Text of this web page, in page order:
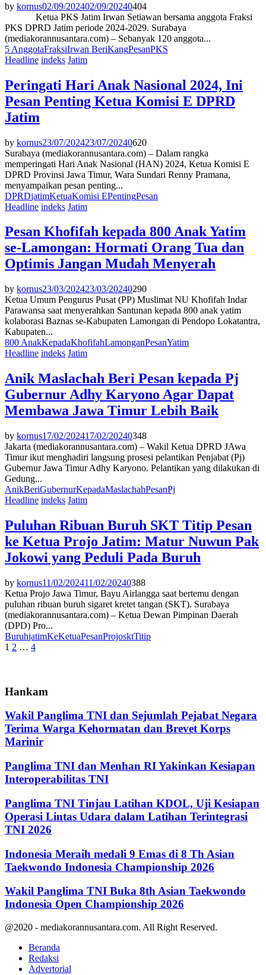
by kornus02/09/202402/09/20240404
Ketua PKS Jatim Irwan Setiawan bersama anggota Fraksi
PKS DPRD Jatim periode 2024-2029. Surabaya
(mediakorannusantara.com) – Sebanyak 120 anggota...
5 AnggotaFraksiIrwan BeriKangPesanPKS
Headline indeks Jatim
Peringati Hari Anak Nasional 2024, Ini
Pesan Penting Ketua Komisi E DPRD
Jatim
by kornus23/07/202423/07/20240620
Surabaya (mediakorannusantara.com) – Dalam rangka
memperingati Hari Anak Nasional (HAN) 2024, Ketua Komisi E
DPRD Provinsi Jawa Timur, Wara Sundari Renny Pramana,
menyampaikan pesan penting...
DPRDjatimKetuaKomisi EPentingPesan
Headline indeks Jatim
Pesan Khofifah kepada 800 Anak Yatim
se-Lamongan: Hormati Orang Tua dan
Optimis Jangan Mudah Menyerah
by kornus23/03/202423/03/20240290
Ketua Umum Pengurus Pusat (PP) Muslimat NU Khofifah Indar
Parawansa saat menyerahkan Santunan kepada 800 anak yatim
kolaborasi Baznas se-Kabupaten Lamongan di Pendopo Lokatantra,
Kabupaten...
800 AnakKepadaKhofifahLamonganPesanYatim
Headline indeks Jatim
Anik Maslachah Beri Pesan kepada Pj
Gubernur Adhy Karyono Agar Dapat
Membawa Jawa Timur Lebih Baik
by kornus17/02/202417/02/20240348
Jakarta (mediakorannusantara.com) – Wakil Ketua DPRD JAwa
Timur ikut menghadiri langsung prosesi pelantikan Penjabat (Pj)
Gubernur Jawa Timur Adhy Karyono. Pelantikan yang dilakukan di
Gedung...
AnikBeriGubernurKepadaMaslachahPesanPj
Headline indeks Jatim
Puluhan Ribuan Buruh SKT Titip Pesan
ke Ketua Projo Jatim: Matur Nuwun Pak
Jokowi yang Peduli Pada Buruh
by kornus11/02/202411/02/20240388
Ketua Projo Jawa Timur, Bayu Airlangga saat bertemu dengan
puluhan ribuan buruh sigaret kretet tangan (SKT). Surabaya
(mediakorannusantara.com) – Ketua Dewan Pimpinan Daerah
(DPD) Pro...
BuruhjatimKeKetuaPesanProjosktTitip
Paginasi
1 2 … 4
Hankam
Wakil Panglima TNI dan Sejumlah Pejabat Negara
Terima Warga Kehormatan dan Brevet Korps
Marinir
Panglima TNI dan Menhan RI Yakinkan Kesiapan
Interoperabilitas TNI
Panglima TNI Tinjau Latihan KDOL, Uji Kesiapan
Operasi Lintas Udara dalam Latihan Terintegrasi
TNI 2026
Indonesia Meraih medali 9 Emas di 8 Th Asian
Taekwondo Indonesia Championship 2026
Wakil Panglima TNI Buka 8th Asian Taekwondo
Indonesia Open Championship 2026
@2020 - mediakorannusantara.com. All Right Reserved.
Beranda
Redaksi
Advertorial